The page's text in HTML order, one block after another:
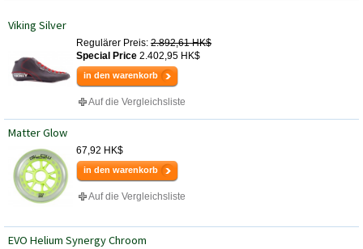
Viking Silver
Regulärer Preis: 2.892,61 HK$
Special Price 2.402,95 HK$
in den warenkorb
Auf die Vergleichsliste
Matter Glow
67,92 HK$
in den warenkorb
Auf die Vergleichsliste
EVO Helium Synergy Chroom